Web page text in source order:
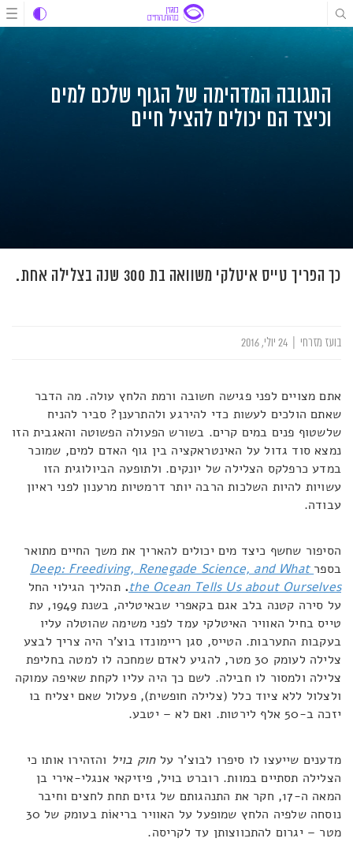
דלג
לתוכן
דלג
לתוכן
דלג
לניווט
התגובה המדהימה של הגוף שלכם למים
וכיצד הם יכולים להציל חיים
כך הפריך טייס איטלקי משוואה בת 300 שנה בצלילה אחת.
בועז מזרחי
אתם מצויים לפני פגישה חשובה ורמת הלחץ עולה. מה הדבר
שאתם הולכים לעשות כדי להירגע ולהתרענן? סביר להניח
שלשטוף פנים במים קרים. בשורש הפעולה הפשוטה והאגבית הזו
נמצא סוד גדול על האינטראקציה בין גוף האדם למים, שמוכר
במדע כרפלקס הצלילה של יונקים. ולתופעה הביולוגית הזו
עשויות להיות השלכות הרבה יותר דרמטיות מרענון לפני ראיון
עבודה.
הסיפור שחשף כיצד מים יכולים להאריך את משך החיים מתואר
בספר Deep: Freediving, Renegade Science, and What
the Ocean Tells Us about Ourselves
.תהליך הגילוי החל
על סירה קטנה בלב אגם בקאפרי שבאיטליה, בשנת 1949, עת
טייס בחיל האוויר האיטלקי עמד לפני משימה שהוטלה עליו
בעקבות התערבות. הטייס, סגן ריימונדו בוצ'ר היה צריך לבצע
צלילה לעומק 30 מטר, להגיע לאדם שמחכה לו למטה בחליפת
צלילה ולמסור לו חבילה. לשם כך היה עליו לקחת שאיפה עמוקה
ולצלול ללא ציוד כלל (צלילה חופשית), פעלול שאם יצליח בו
יזכה ב-50 אלף לירטות. ואם לא – יטבע.
מדענים שייעצו לו סיפרו לבוצ'ר עלחוק בויל והזהירו אותו כי
הצלילה תסתיים במוות. רוברט בויל, פיזיקאי אנגלי-אירי בן
המאה ה-17, חקר את התנהגותם של גזים תחת לחצים וחיבר
נוסחה שלפיה הלחץ שמופעל על האוויר בריאוֹת בעומק של 30
מטר – יגרום להתכווצותן עד לקריסה.